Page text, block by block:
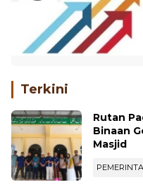
Terkini
Rutan
Binaan
Masjid